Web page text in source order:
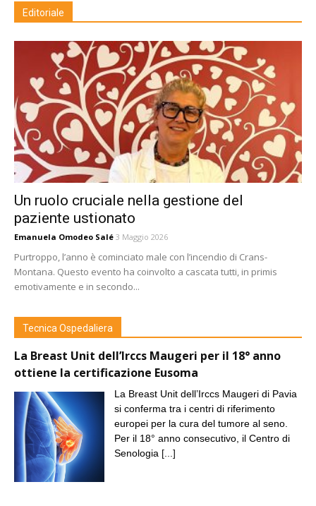
Editoriale
Un ruolo cruciale nella gestione del
paziente ustionato
Emanuela Omodeo Salé 3 Maggio 2026
Purtroppo, l’anno è cominciato male con l’incendio di Crans-
Montana. Questo evento ha coinvolto a cascata tutti, in primis
emotivamente e in secondo...
Tecnica Ospedaliera
La Breast Unit dell’Irccs Maugeri per il 18° anno
ottiene la certificazione Eusoma
La Breast Unit dell’Irccs Maugeri di Pavia
si conferma tra i centri di riferimento
europei per la cura del tumore al seno.
Per il 18° anno consecutivo, il Centro di
Senologia [...]